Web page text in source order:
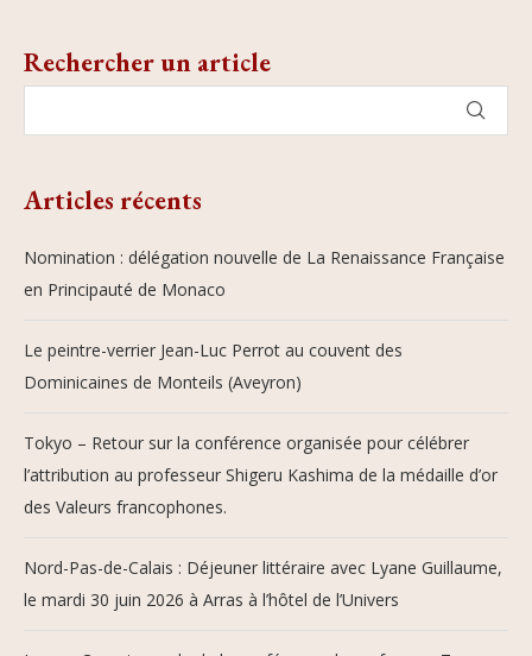
Rechercher un article
Articles récents
Nomination : délégation nouvelle de La Renaissance Française
en Principauté de Monaco
Le peintre-verrier Jean-Luc Perrot au couvent des
Dominicaines de Monteils (Aveyron)
Tokyo – Retour sur la conférence organisée pour célébrer
l’attribution au professeur Shigeru Kashima de la médaille d’or
des Valeurs francophones.
Nord-Pas-de-Calais : Déjeuner littéraire avec Lyane Guillaume,
le mardi 30 juin 2026 à Arras à l’hôtel de l’Univers